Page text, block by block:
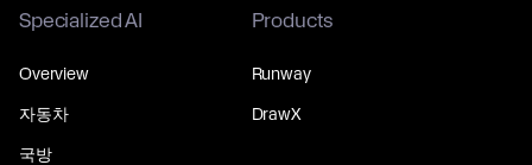
Specialized AI
Overview
자동차
국방
Products
Runway
DrawX